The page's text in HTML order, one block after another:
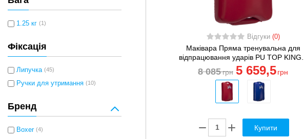
1.25 кг (1)
Фіксація
Липучка (45)
Ручки для утримання (10)
Бренд
Boxer (4)
Відгуки (0)
Маківара Пряма тренувальна для
відпрацювання ударів PU TOP KING...
8 085грн 5 659,5 грн
Купити